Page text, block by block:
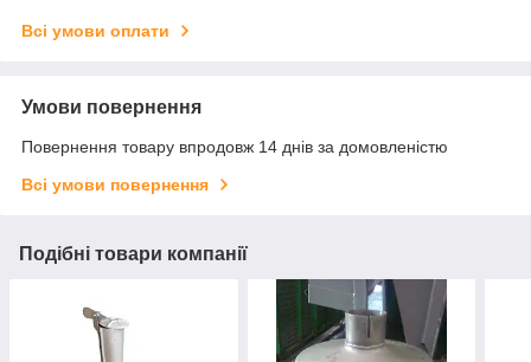
Всі умови оплати
Умови повернення
Повернення товару впродовж 14 днів за домовленістю
Всі умови повернення
Подібні товари компанії